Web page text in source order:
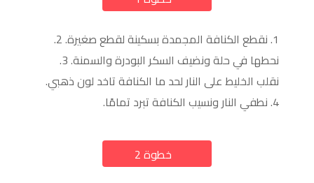
1. نقطع الكنافة المجمدة بسكينة لقطع صغيرة. 2.
نحطها في حلة ونضيف السكر البودرة والسمنة. 3.
نقلب الخليط على النار لحد ما الكنافة تاخد لون ذهبي.
خطوة 2